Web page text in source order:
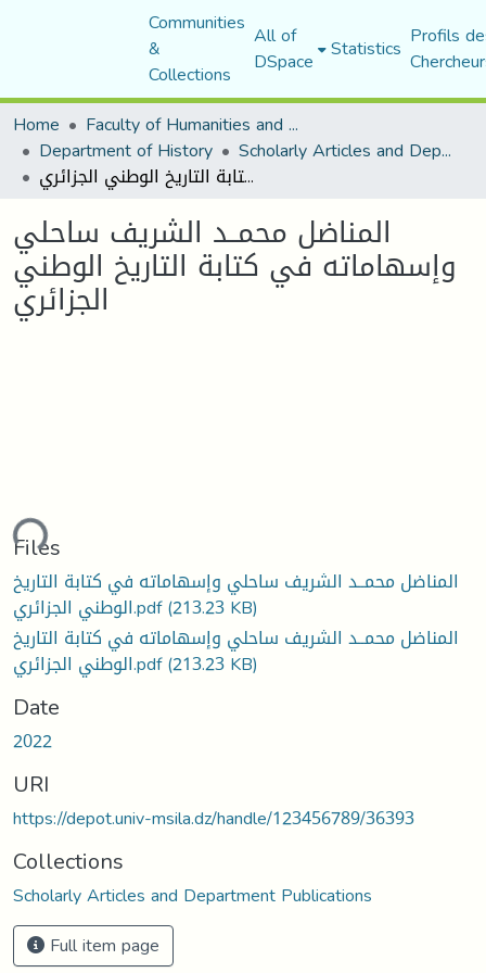
Communities
&
Collections
All of
DSpace Statistics Profils
Home
Faculty of Humanities and Social Sciences
Department of History Scholarly Articles and Department Publications
المناضل محمــد الشريف ساحلي وإسهاماته في كتابة التاريخ الوطني الجزائري
المناضل محمــد الشريف ساحلي
وإسهاماته في كتابة التاريخ الوطني
الجزائري
Files
المناضل محمــد الشريف ساحلي وإسهاماته في كتابة التاريخ
الوطني الجزائري.pdf(213.23 KB)
المناضل محمــد الشريف ساحلي وإسهاماته في كتابة التاريخ
الوطني الجزائري.pdf(213.23 KB)
Date
2022
URI
https://depot.univ-msila.dz/handle/123456789/36393
Collections
Scholarly Articles and Department Publications
Full item page